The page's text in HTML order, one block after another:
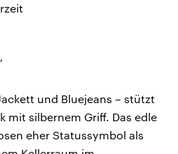
und Bluejeans – stützt
mit silbernem Griff. Das edle
eher Statussymbol als